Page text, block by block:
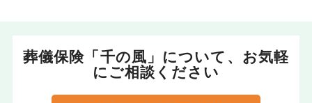
葬儀保険「千の風」について、お気軽
にご相談ください